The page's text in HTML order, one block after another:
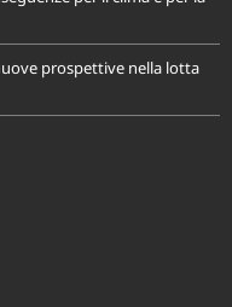
per il clima e per la
prospettive nella lotta